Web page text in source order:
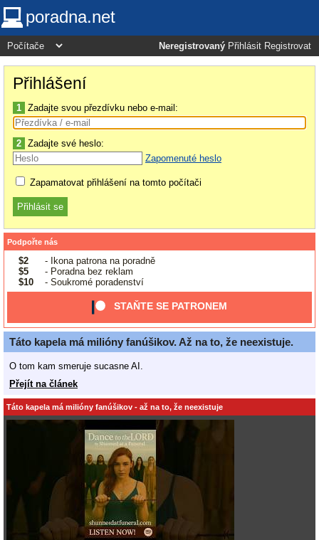
poradna.net
Neregistrovaný Přihlásit Registrovat
Přihlášení
1 Zadajte svou přezdívku nebo e-mail:
2 Zadajte své heslo:
Zapomenuté heslo
Zapamatovat přihlášení na tomto počítači
Podpořte nás
$2
- Ikona patrona na poradně
$5
- Poradna bez reklam
$10
- Soukromé poradenství
STAŇTE SE PATRONEM
Táto kapela má milióny fanúšikov. Až na to, že neexistuje.
O tom kam smeruje sucasne AI.
Přejít na článek
Táto kapela má milióny fanúšikov - až na to, že neexistuje